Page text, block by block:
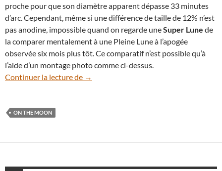
proche pour que son diamètre apparent dépasse 33 minutes
d’arc. Cependant, même si une différence de taille de 12% n’est
pas anodine, impossible quand on regarde uneSuper Lune de
la comparer mentalement à une Pleine Lune à l’apogée
observée six mois plus tôt. Ce comparatif n’est possible qu’à
l’aide d’un montage photo comme ci-dessus.
Continuer la lecture de
Le 13 juillet, admirez la Pleine Lune la
→
ON THE MOON